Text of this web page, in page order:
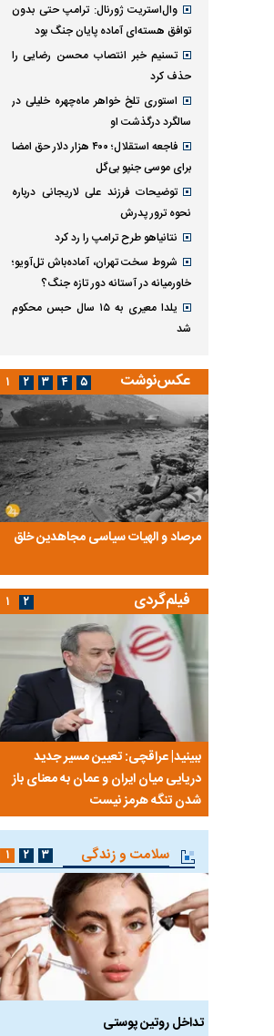
وال‌استریت ژورنال: ترامپ حتی بدون
توافق هسته‌ای آماده پایان جنگ بود
تسنیم خبر انتصاب محسن رضایی را
حذف کرد
استوری تلخ خواهر ماه‌چهره خلیلی در
سالگرد درگذشت او
فاجعه استقلال؛ ۴۰۰ هزار دلار حق امضا
برای موسی جنپو بی‌گل
توضیحات فرزند علی لاریجانی درباره
نحوه ترور پدرش
نتانیاهو طرح ترامپ را رد کرد
شروط سخت تهران، آماده‌باش تل‌آویو؛
خاورمیانه در آستانه دور تازه جنگ؟
یلدا معیری به ۱۵ سال حبس محکوم
شد
عکس‌نوشت
مرصاد و الهیات سیاسی مجاهدین خلق
۱ ۲ ۳ ۴ ۵
فیلم‌گردی
ببینید| عراقچی: تعیین مسیر جدید
دریایی میان ایران و عمان به معنای باز
شدن تنگه هرمز نیست
۱ ۲
سلامت و زندگی
تداخل روتین پوستی
۱ ۲ ۳